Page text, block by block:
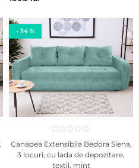
- 34 %
Canapea Extensibila Bedora Siena,
3 locuri, cu lada de depozitare,
textil, mint